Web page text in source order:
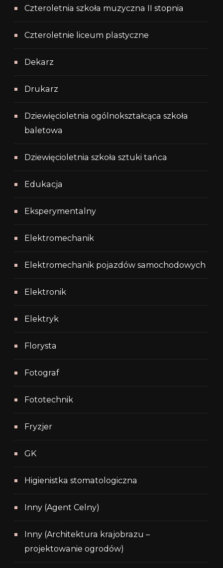
Czteroletnia szkoła muzyczna II stopnia
Czteroletnie liceum plastyczne
Dekarz
Drukarz
Dziewięcioletnia ogólnokształcąca szkoła
baletowa
Dziewięcioletnia szkoła sztuki tańca
Edukacja
Eksperymentalny
Elektromechanik
Elektromechanik pojazdów samochodowych
Elektronik
Elektryk
Florysta
Fotograf
Fototechnik
Fryzjer
GK
Higienistka stomatologiczna
Inny (Agent Celny)
Inny (Architektura krajobrazu –
projektowanie ogrodów)